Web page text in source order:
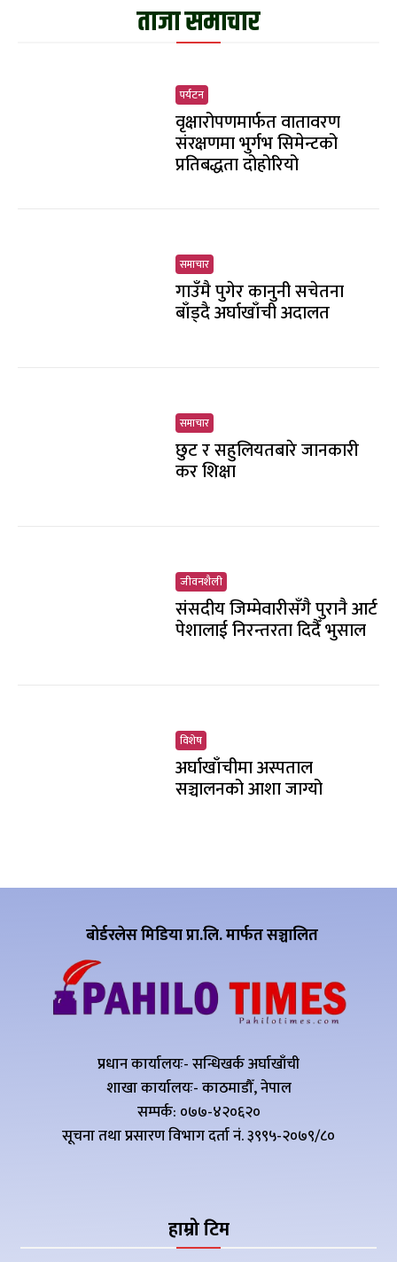
ताजा समाचार
पर्यटन
वृक्षारोपणमार्फत वातावरण
संरक्षणमा भुर्गभ सिमेन्टको
प्रतिबद्धता दोहोरियो
समाचार
गाउँमै पुगेर कानुनी सचेतना
बाँड्दै अर्घाखाँची अदालत
समाचार
छुट र सहुलियतबारे जानकारी
कर शिक्षा
जीवनशैली
संसदीय जिम्मेवारीसँगै पुरानै आर्ट
पेशालाई निरन्तरता दिदैँ भुसाल
विशेष
अर्घाखाँचीमा अस्पताल
सञ्चालनको आशा जाग्यो
बोर्डरलेस मिडिया प्रा.लि. मार्फत सञ्चालित
प्रधान कार्यालयः- सन्धिखर्क अर्घाखाँची
शाखा कार्यालयः- काठमाडौँ, नेपाल
सम्पर्क: ०७७-४२०६२०
सूचना तथा प्रसारण विभाग दर्ता नं. ३९९५-२०७९/८०
हाम्रो टिम